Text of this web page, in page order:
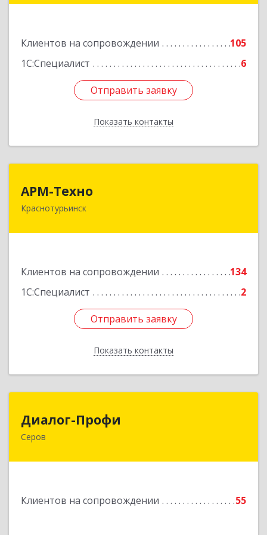
Клиентов на сопровождении
105
1С:Специалист
6
Отправить заявку
Показать контакты
Отправить заявку
Назад
АРМ-Техно
Краснотурьинск
Клиентов на сопровождении
134
1С:Специалист
2
Отправить заявку
Показать контакты
624447, Свердловская обл, Краснотурьинск г,
Отправить заявку
Назад
Диалог-Профи
Серов
Клиентов на сопровождении 55
624980, Свердловская обл, Серов г, Короленко